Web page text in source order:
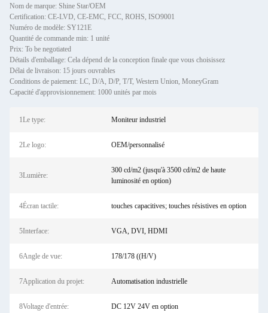
Nom de marque: Shine Star/OEM
Certification: CE-LVD, CE-EMC, FCC, ROHS, ISO9001
Numéro de modèle: SY121E
Quantité de commande min: 1 unité
Prix: To be negotiated
Détails d'emballage: Cela dépend de la conception finale que vous choisissez
Délai de livraison: 15 jours ouvrables
Conditions de paiement: LC, D/A, D/P, T/T, Western Union, MoneyGram
Capacité d'approvisionnement: 1000 unités par mois
1Le type: Moniteur industriel
2Le logo: OEM/personnalisé
3Lumière:
300 cd/m2 (jusqu'à 3500 cd/m2 de haute
luminosité en option)
4Écran tactile: touches capacitives; touches résistives en option
5Interface: VGA, DVI, HDMI
6Angle de vue: 178/178 ((H/V)
7Application du projet: Automatisation industrielle
8Voltage d'entrée: DC 12V 24V en option